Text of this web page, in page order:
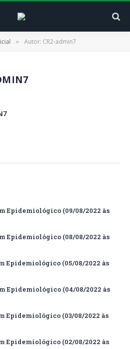
» Autor: CR2-admin7
Epidemiológico (09/08/2022 às
Epidemiológico (08/08/2022 às
Epidemiológico (05/08/2022 às
Epidemiológico (04/08/2022 às
Epidemiológico (03/08/2022 às
Epidemiológico (02/08/2022 às